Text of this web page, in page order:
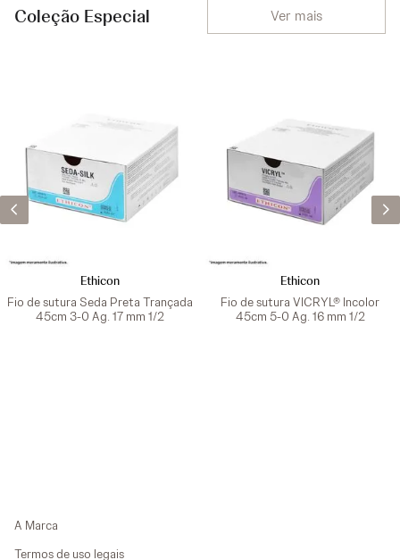
Coleção Especial Ver mais
Ethicon
Fio de sutura Seda Preta Trançada
45cm 3-0 Ag. 17 mm 1/2
Ethicon
Fio de sutura VICRYL® Incolor
45cm 5-0 Ag. 16 mm 1/2
A Marca
Termos de uso legais